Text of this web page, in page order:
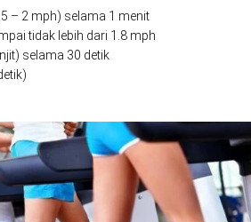
– 2 mph) selama 1 menit
tidak lebih dari 1.8 mph
selama 30 detik